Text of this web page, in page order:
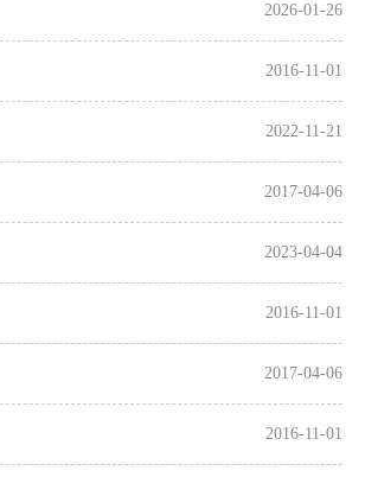
2026-01-26
2016-11-01
2022-11-21
2017-04-06
2023-04-04
2016-11-01
2017-04-06
2016-11-01